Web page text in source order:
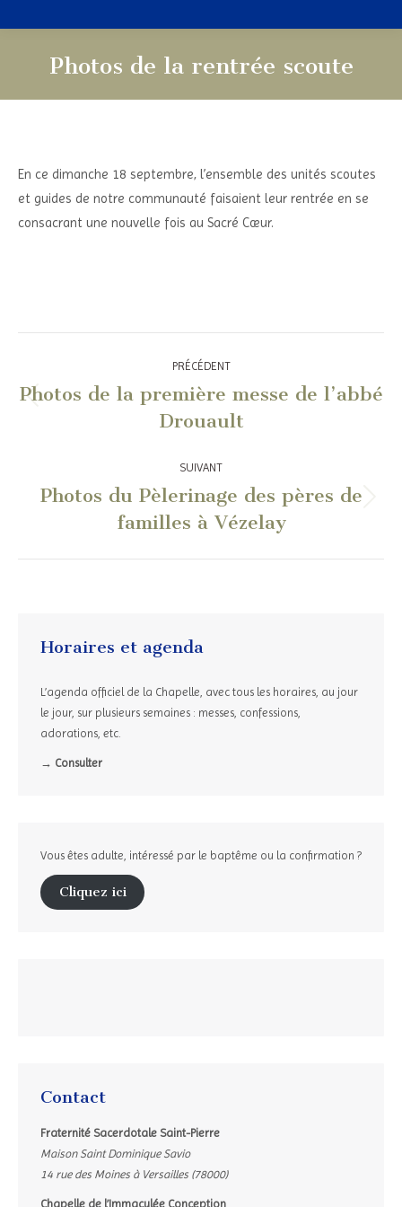
Photos de la rentrée scoute
En ce dimanche 18 septembre, l’ensemble des unités scoutes
et guides de notre communauté faisaient leur rentrée en se
consacrant une nouvelle fois au Sacré Cœur.
Navigation
article
PRÉCÉDENT
Article
précédent
Photos de la première messe de l’abbé
Drouault
SUIVANT
Article
suivant
:
Photos du Pèlerinage des pères de
familles à Vézelay
Horaires et agenda
L’agenda officiel de la Chapelle, avec tous les horaires, au jour
le jour, sur plusieurs semaines : messes, confessions,
adorations, etc.
→ Consulter
Vous êtes adulte, intéressé par le baptême ou la confirmation ?
Cliquez ici
Contact
Fraternité Sacerdotale Saint-Pierre
Maison Saint Dominique Savio
14 rue des Moines à Versailles (78000)
Chapelle de l’Immaculée Conception